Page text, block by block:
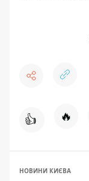
👍 🔥
НОВИНИ КИЄВА